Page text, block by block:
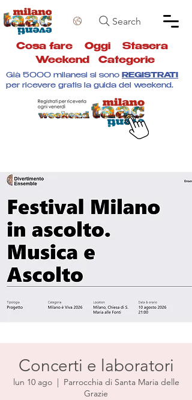
Search
Cosa fare Oggi Stasera
Weekend
Categorie
Già 5000 milanesi si sono REGISTRATI
per ricevere gratis la guida del weekend.
Concerti e laboratori
lun 10 ago
  |
Parrocchia di Santa Maria delle
Grazie